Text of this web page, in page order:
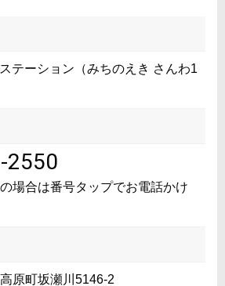
テーション（みちのえき さんわ1
2550
場合は番号タップでお電話かけ
原町坂瀬川5146-2